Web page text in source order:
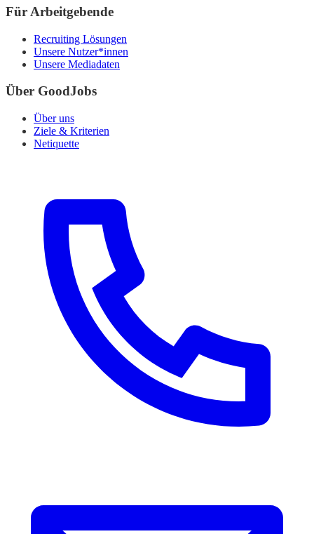
Für Arbeitgebende
Recruiting Lösungen
Unsere Nutzer*innen
Unsere Mediadaten
Über GoodJobs
Über uns
Ziele & Kriterien
Netiquette